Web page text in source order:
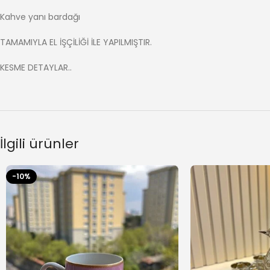
Kahve yanı bardağı
TAMAMIYLA EL İŞÇİLİĞİ İLE YAPILMIŞTIR.
KESME DETAYLAR..
İlgili ürünler
-10%